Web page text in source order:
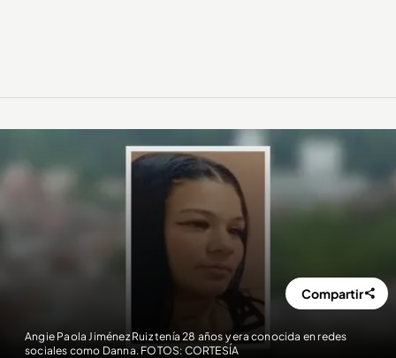
Angie Paola Jiménez Ruiz tenía 28 años y era conocida en redes
sociales como Danna. FOTOS: CORTESÍA
Compartir